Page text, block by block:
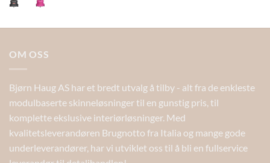
OM OSS
Bjørn Haug AS har et bredt utvalg å tilby - alt fra de enkleste
modulbaserte skinneløsninger til en gunstig pris, til
komplette ekslusive interiørløsninger. Med
kvalitetsleverandøren Brugnotto fra Italia og mange gode
underleverandører, har vi utviklet oss til å bli en fullservice